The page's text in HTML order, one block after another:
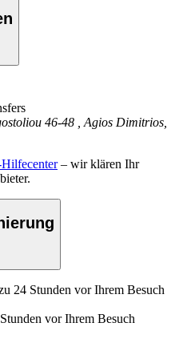
46-48 , Agios Dimitrios,
– wir klären Ihr
24 Stunden vor Ihrem Besuch
vor Ihrem Besuch